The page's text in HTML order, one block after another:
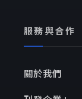
服務與合作
關於我們